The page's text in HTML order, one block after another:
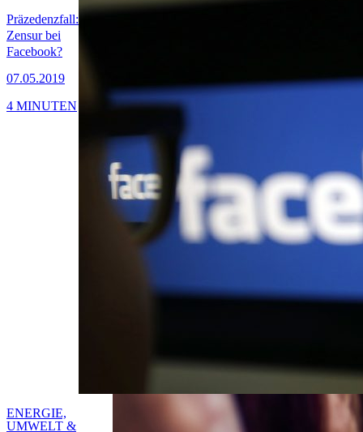
Präzedenzfall:
Zensur bei
Facebook?
07.05.2019
4 MINUTEN
ENERGIE,
UMWELT &